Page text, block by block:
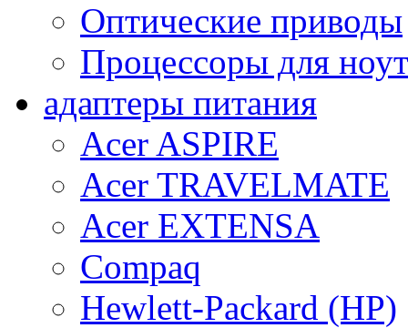
Оптические приводы
Процессоры для
адаптеры питания
Acer ASPIRE
Acer TRAVELMATE
Acer EXTENSA
Compaq
Hewlett-Packard (HP)